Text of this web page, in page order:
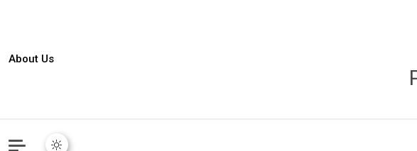
About Us